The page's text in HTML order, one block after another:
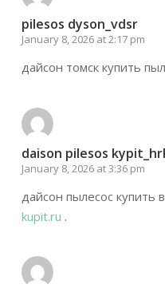
pilesos dyson_vdsr
January 8, 2026 at 2:17 pm
дайсон томск купить
daison pilesos
January 8, 2026 at 3:36 pm
дайсон пылесос купить
kupit.ru .